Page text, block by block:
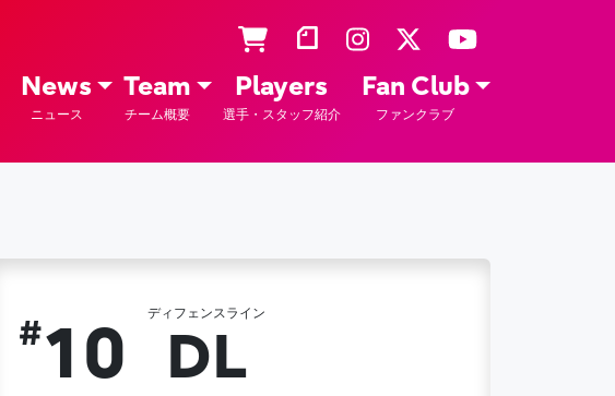
News
ニュース
Team
チーム概要
Players
選手・スタッフ紹介
Fan Club
ファンクラブ
#10 DL
ディフェンスライン